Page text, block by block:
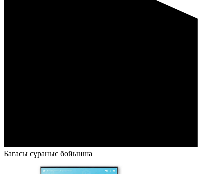
Бағасы сұраныс бойынша